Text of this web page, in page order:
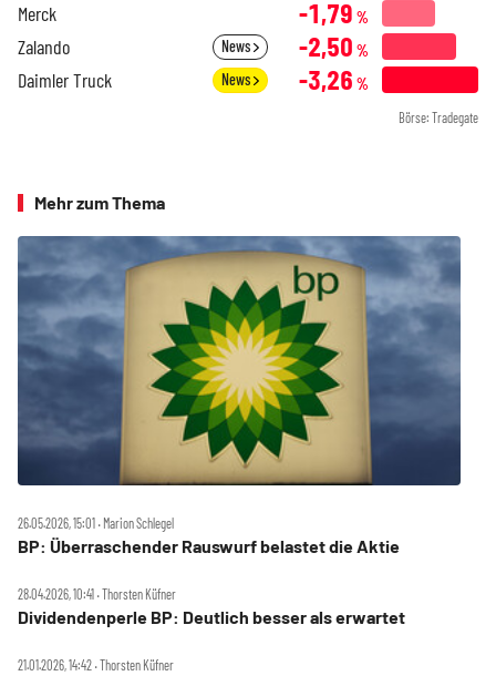
Merck -1,79 %
Zalando News -2,50 %
Daimler Truck News -3,26 %
Börse: Tradegate
Mehr zum Thema
26.05.2026, 15:01 ‧ Marion Schlegel
BP: Überraschender Rauswurf belastet die Aktie
28.04.2026, 10:41 ‧ Thorsten Küfner
Dividendenperle BP: Deutlich besser als erwartet
21.01.2026, 14:42 ‧ Thorsten Küfner